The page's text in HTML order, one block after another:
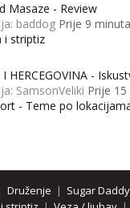
Masaze - Review
baddog Prije 9 minuta
i striptiz
I HERCEGOVINA -
SamsonVeliki Prije
- Teme po
Druženje | Sugar Daddy